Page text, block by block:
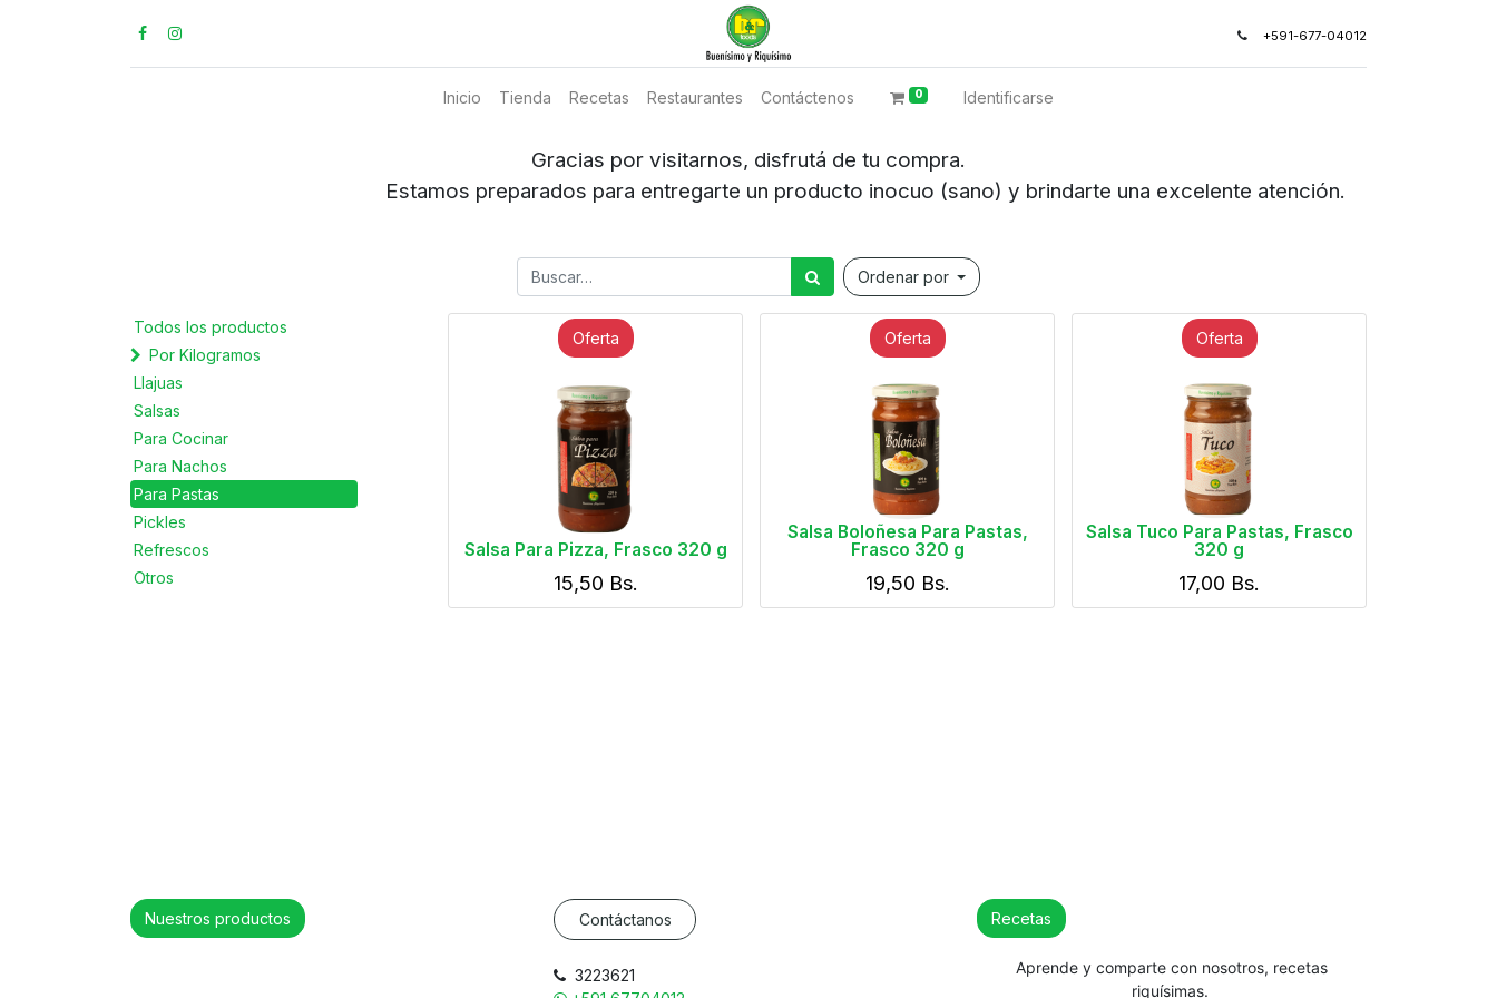
+591-677-04012
Inicio Tienda Recetas Restaurantes Contáctenos 0 Identificarse
Gracias por visitarnos, disfrutá de tu compra.
Estamos preparados para entregarte un producto inocuo (sano) y brindarte una excelente atención.
Ordenar por
Todos los productos
Por Kilogramos
Llajuas
Salsas
Para Cocinar
Para Nachos
Para Pastas
Pickles
Refrescos
Otros
Oferta
Salsa Para Pizza, Frasco 320 g
15,50 Bs.
Oferta
Salsa Boloñesa Para Pastas,
Frasco 320 g
19,50 Bs.
Oferta
Salsa Tuco Para Pastas, Frasco
320 g
17,00 Bs.
Nuestros productos Contáctanos
3223621
Recetas
Aprende y comparte con nosotros, recetas
riquísimas.